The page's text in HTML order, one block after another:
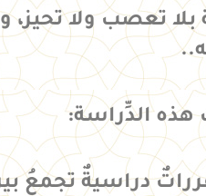
بلا تعصب ولا تحيز،
هذه الدِّراسة:
دراسيةٌ تجمعُ